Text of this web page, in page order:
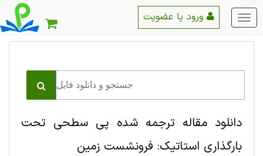
منو
اصلی
دانلود مقاله ترجمه شده پی سطحی تحت
بارگذاری استاتیک: فرونشست زمین